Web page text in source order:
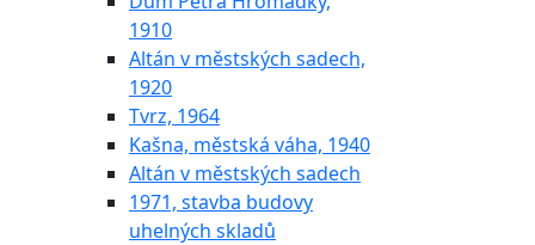
1910
Altán v městských sadech,
1920
Tvrz, 1964
Kašna, městská váha, 1940
Altán v městských sadech
1971, stavba budovy
uhelných skladů